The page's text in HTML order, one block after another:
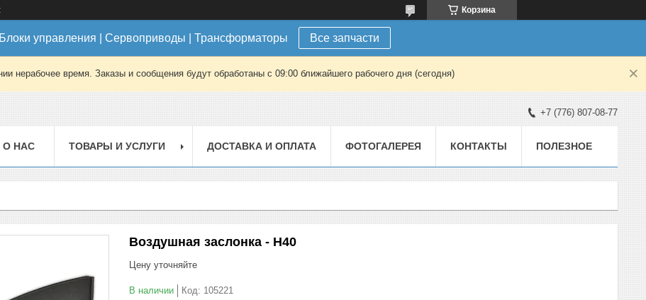
Корзина
управления | Сервоприводы | Трансформаторы Все запчасти
нерабочее время. Заказы и сообщения будут обработаны с 09:00 ближайшего рабочего дня (сегодня)
+7 (776) 807-08-77
О НАС ТОВАРЫ И УСЛУГИ ДОСТАВКА И ОПЛАТА ФОТОГАЛЕРЕЯ КОНТАКТЫ ПОЛЕЗНОЕ
Воздушная заслонка - H40
Цену уточняйте
В наличии Код: 105221